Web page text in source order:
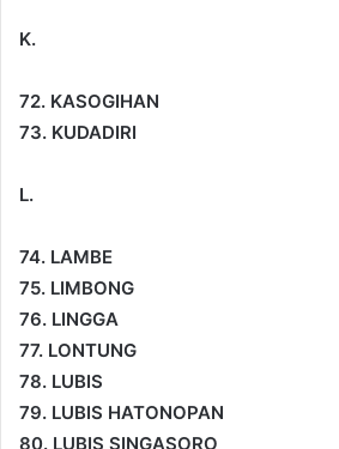
K.
72. KASOGIHAN
73. KUDADIRI
L.
74. LAMBE
75. LIMBONG
76. LINGGA
77. LONTUNG
78. LUBIS
79. LUBIS HATONOPAN
80. LUBIS SINGASORO